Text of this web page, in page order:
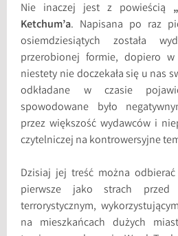
Nie inaczej jest z powieścią
Ketchum’a. Napisana po raz
osiemdziesiątych została
przerobionej formie, dopiero
niestety nie doczekała się u nas
odkładane w czasie
spowodowane było
przez większość wydawców i
czytelniczej na kontrowersyjne
Dzisiaj jej treść można
pierwsze jako strach przed
terrorystycznym,
na mieszkańcach dużych